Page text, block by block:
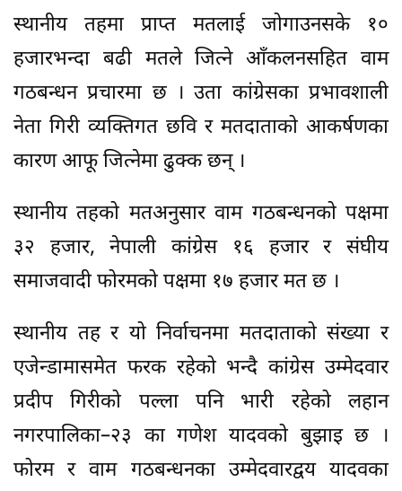
स्थानीय तहमा प्राप्त मतलाई जोगाउनसके १०
हजारभन्दा बढी मतले जित्ने आँकलनसहित वाम
गठबन्धन प्रचारमा छ । उता कांग्रेसका प्रभावशाली
नेता गिरी व्यक्तिगत छवि र मतदाताको आकर्षणका
कारण आफू जित्नेमा ढुक्क छन् ।
स्थानीय तहको मतअनुसार वाम गठबन्धनको पक्षमा
३२ हजार, नेपाली कांग्रेस १६ हजार र संघीय
समाजवादी फोरमको पक्षमा १७ हजार मत छ ।
स्थानीय तह र यो निर्वाचनमा मतदाताको संख्या र
एजेन्डामासमेत फरक रहेको भन्दै कांग्रेस उम्मेदवार
प्रदीप गिरीको पल्ला पनि भारी रहेको लहान
नगरपालिका–२३ का गणेश यादवको बुझाइ छ ।
फोरम र वाम गठबन्धनका उम्मेदवारद्वय यादवका